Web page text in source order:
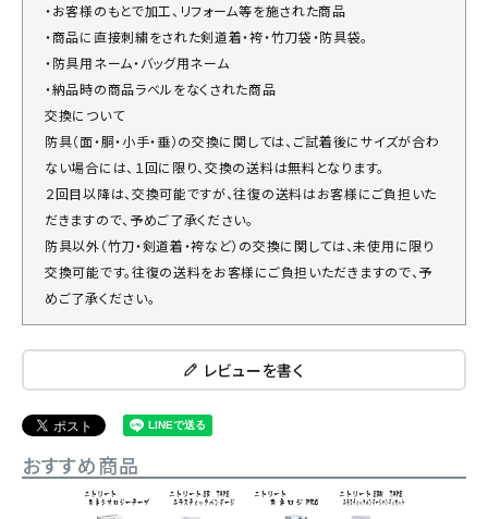
・お客様のもとで加工、リフォーム等を施された商品
・商品に直接刺繍をされた剣道着・袴・竹刀袋・防具袋。
・防具用ネーム・バッグ用ネーム
・納品時の商品ラベルをなくされた商品
交換について
防具（面・胴・小手・垂）の交換に関しては、ご試着後にサイズが合わ
ない場合には、１回に限り、交換の送料は無料となります。
２回目以降は、交換可能ですが、往復の送料はお客様にご負担いた
だきますので、予めご了承ください。
防具以外（竹刀・剣道着・袴など）の交換に関しては、未使用に限り
交換可能です。往復の送料をお客様にご負担いただきますので、予
めご了承ください。
レビューを書く
おすすめ商品